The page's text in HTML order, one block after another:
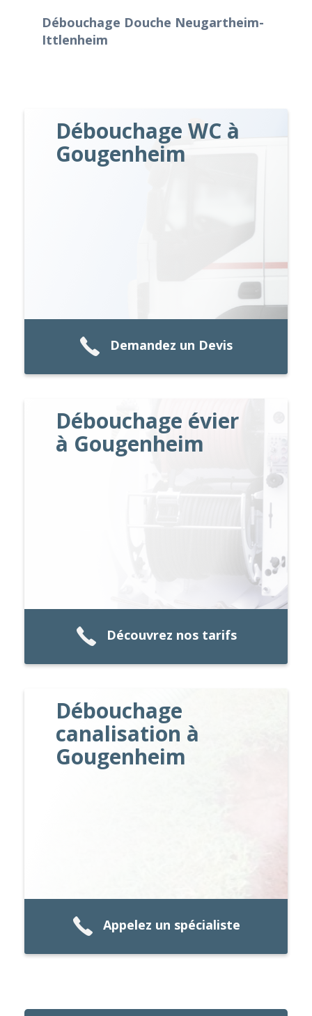
Débouchage Douche Neugartheim-
Ittlenheim
Débouchage WC à
Gougenheim
Demandez un Devis
Débouchage évier
à Gougenheim
Découvrez nos tarifs
Débouchage
canalisation à
Gougenheim
Appelez un spécialiste